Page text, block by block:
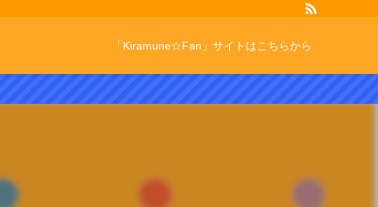
「Kiramune☆Fan」サイトはこちらから